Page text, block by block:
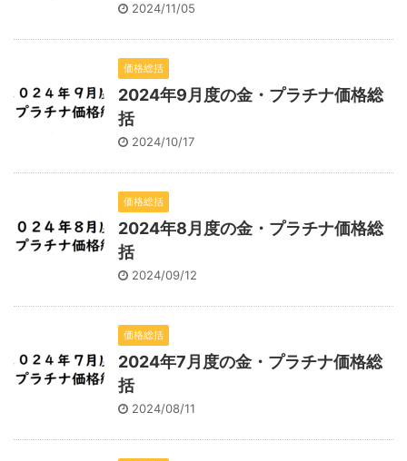
2024/11/05
価格総括
2024年9月度の金・プラチナ価格総
括
2024/10/17
価格総括
2024年8月度の金・プラチナ価格総
括
2024/09/12
価格総括
2024年7月度の金・プラチナ価格総
括
2024/08/11